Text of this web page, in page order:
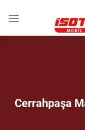
atla
Cerrahpaşa